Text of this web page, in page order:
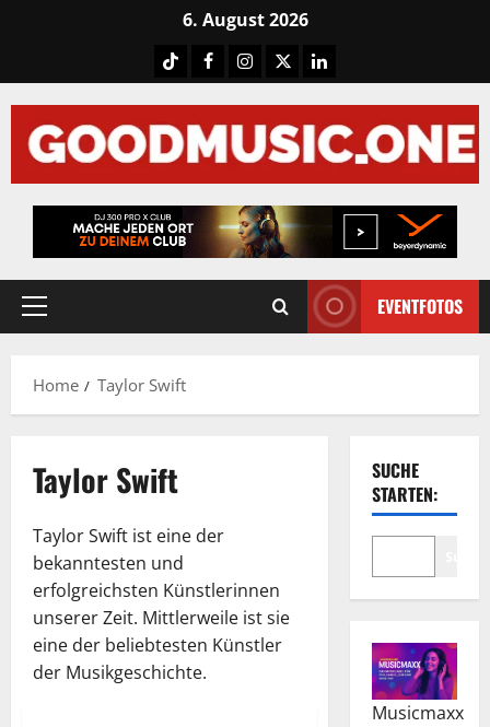
6. August 2026
TiktokFacebook
Instagram
X LinkedIN
Primary
EVENTFOTOS
Home Taylor Swift
Taylor Swift
Taylor Swift ist eine der
bekanntesten und
erfolgreichsten Künstlerinnen
unserer Zeit. Mittlerweile ist sie
eine der beliebtesten Künstler
der Musikgeschichte.
SUCHE
STARTEN:
Musicmaxx